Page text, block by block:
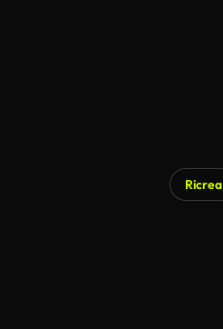
Ricrea